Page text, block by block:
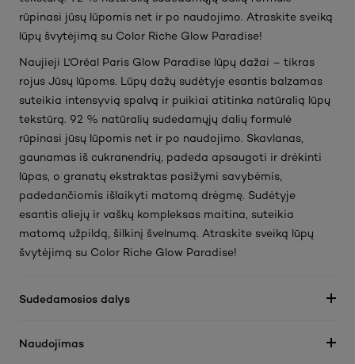
rūpinasi jūsų lūpomis net ir po naudojimo. Atraskite sveiką
lūpų švytėjimą su Color Riche Glow Paradise!
Naujieji L'Oréal Paris Glow Paradise lūpų dažai – tikras
rojus Jūsų lūpoms. Lūpų dažų sudėtyje esantis balzamas
suteikia intensyvią spalvą ir puikiai atitinka natūralią lūpų
tekstūrą. 92 % natūralių sudedamųjų dalių formulė
rūpinasi jūsų lūpomis net ir po naudojimo. Skavlanas,
gaunamas iš cukranendrių, padeda apsaugoti ir drėkinti
lūpas, o granatų ekstraktas pasižymi savybėmis,
padedančiomis išlaikyti matomą drėgmę. Sudėtyje
esantis aliejų ir vaškų kompleksas maitina, suteikia
matomą užpildą, šilkinį švelnumą. Atraskite sveiką lūpų
švytėjimą su Color Riche Glow Paradise!
Sudedamosios dalys
Naudojimas